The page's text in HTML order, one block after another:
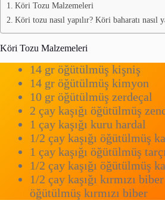
Köri Tozu Malzemeleri
Köri tozu nasıl yapılır? Köri baharatı nasıl
Köri Tozu Malzemeleri
14 gr öğütülmüş kişniş
14 gr öğütülmüş kimyon
10 gr öğütülmüş zerdeçal
2 çay kaşığı öğütülmüş
1 çay kaşığı kuru hardal
1/2 çay kaşığı öğütülmüş
1 çay kaşığı öğütülmüş
1/2 çay kaşığı öğütülmüş
1/2 çay kaşığı kırmızı
öğütülmüş kırmızı biber